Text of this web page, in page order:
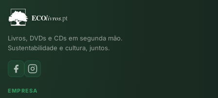
Livros, DVDs e CDs em segunda mão.
Sustentabilidade e cultura, juntos.
EMPRESA